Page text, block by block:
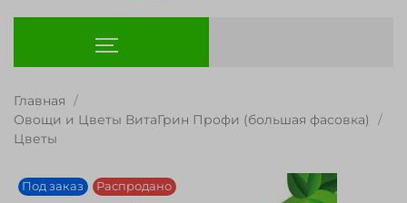
Главная
Овощи и Цветы ВитаГрин Профи (большая фасовка)
Цветы
Под заказ Распродано